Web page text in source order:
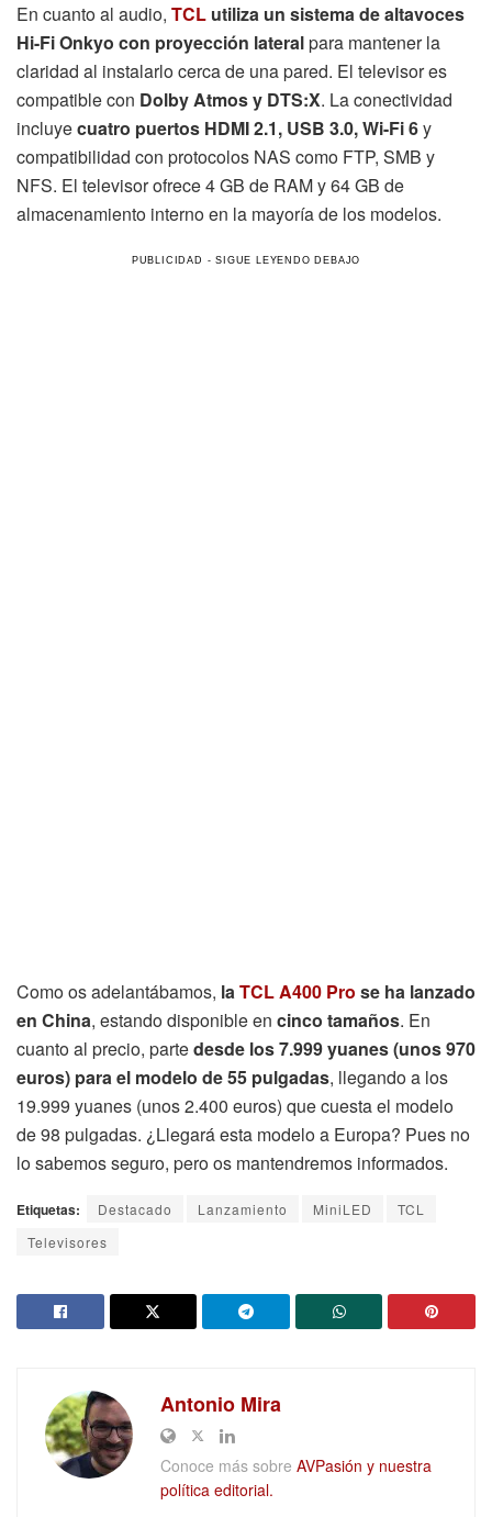
En cuanto al audio, TCL utiliza un sistema de altavoces
Hi-Fi Onkyo con proyección lateralpara mantener la
claridad al instalarlo cerca de una pared. El televisor es
compatible con Dolby Atmos y DTS:X. La conectividad
incluyecuatro puertos HDMI 2.1, USB 3.0, Wi-Fi 6y
compatibilidad con protocolos NAS como FTP, SMB y
NFS. El televisor ofrece 4 GB de RAM y 64 GB de
almacenamiento interno en la mayoría de los modelos.
Como os adelantábamos, laTCL A400 Pro se ha lanzado
en China, estando disponible en cinco tamaños. En
cuanto al precio, partedesde los 7.999 yuanes (unos 970
euros) para el modelo de 55 pulgadas, llegando a los
19.999 yuanes (unos 2.400 euros) que cuesta el modelo
de 98 pulgadas. ¿Llegará esta modelo a Europa? Pues no
lo sabemos seguro, pero os mantendremos informados.
Etiquetas: Destacado Lanzamiento MiniLED
TCL
Televisores
Antonio Mira
Conoce más sobre AVPasión y nuestra
política editorial.